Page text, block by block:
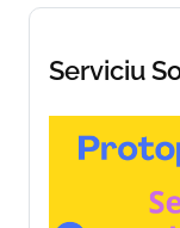
Serviciu